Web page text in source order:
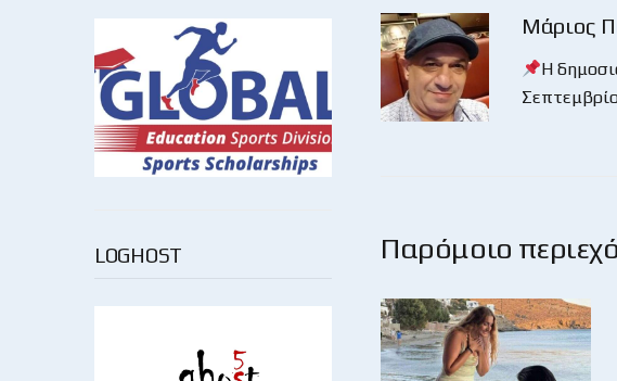
LOGHOST
Μάριος
Η
Παρόμοιο